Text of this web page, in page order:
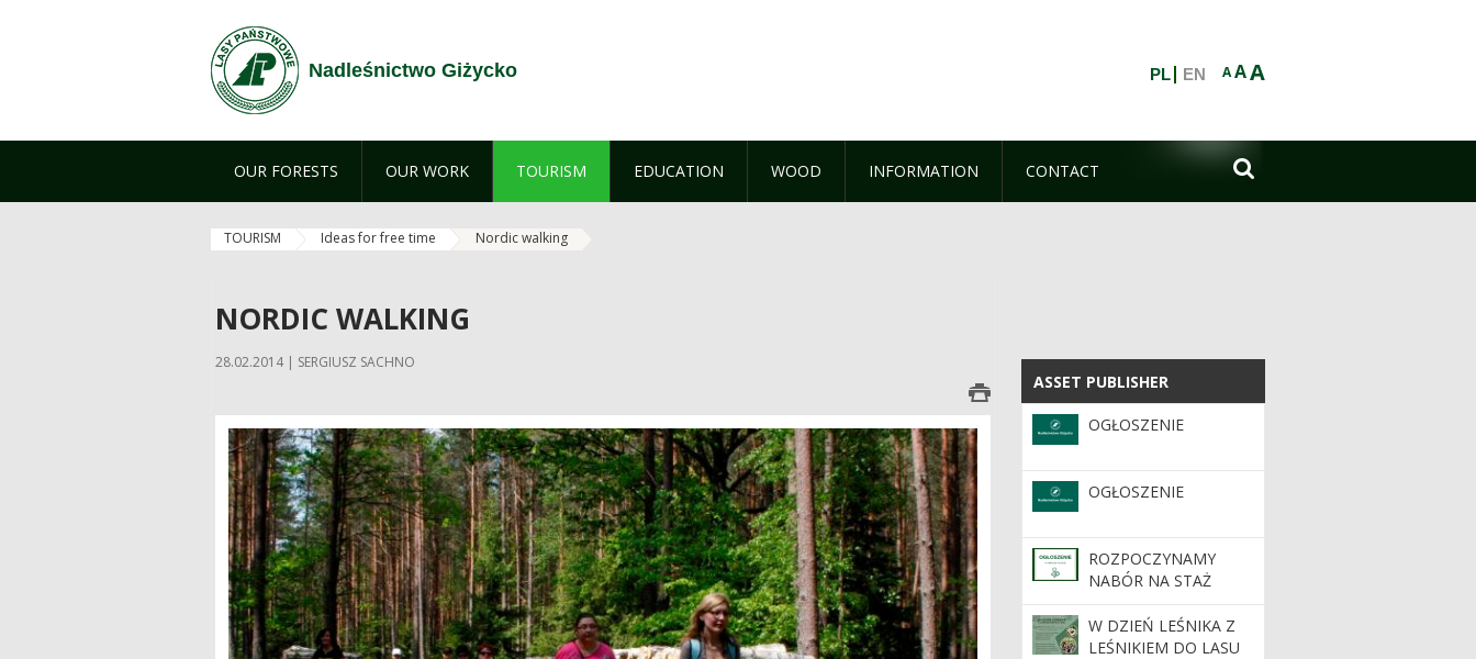
Nadleśnictwo Giżycko AAA
PL EN
OUR FORESTS OUR WORK TOURISM EDUCATION WOOD INFORMATION CONTACT 
TOURISM Ideas for free time Nordic walking
NORDIC WALKING
28.02.2014 | SERGIUSZ SACHNO
ASSET PUBLISHER
ASSET PUBLISHER
OGŁOSZENIE
OGŁOSZENIE
ROZPOCZYNAMY
NABÓR NA STAŻ
W DZIEŃ LEŚNIKA Z
LEŚNIKIEM DO LASU